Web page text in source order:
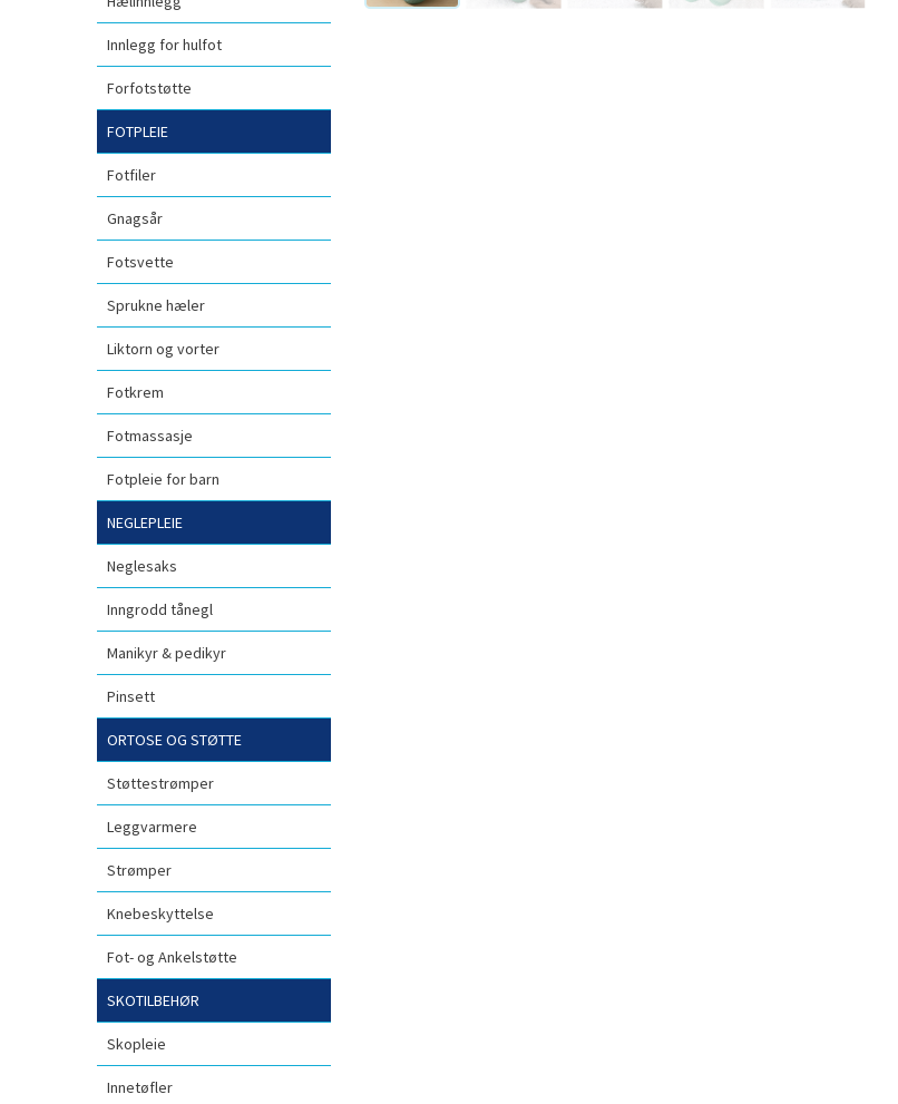
Innlegg for hulfot
Forfotstøtte
FOTPLEIE
Fotfiler
Gnagsår
Fotsvette
Sprukne hæler
Liktorn og vorter
Fotkrem
Fotmassasje
Fotpleie for barn
NEGLEPLEIE
Neglesaks
Inngrodd tånegl
Manikyr & pedikyr
Pinsett
ORTOSE OG STØTTE
Støttestrømper
Leggvarmere
Strømper
Knebeskyttelse
Fot- og Ankelstøtte
SKOTILBEHØR
Skopleie
Innetøfler